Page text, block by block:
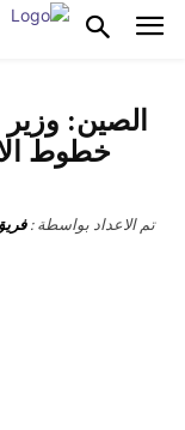
الصين: وزير
خطوط
تم الاعداد بواسطة :